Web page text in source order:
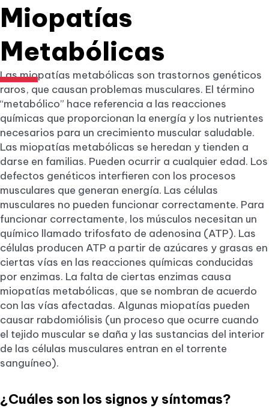
Miopatías
Metabólicas
Las miopatías metabólicas son trastornos genéticos
raros, que causan problemas musculares. El término
“metabólico” hace referencia a las reacciones
químicas que proporcionan la energía y los nutrientes
necesarios para un crecimiento muscular saludable.
Las miopatías metabólicas se heredan y tienden a
darse en familias. Pueden ocurrir a cualquier edad. Los
defectos genéticos interfieren con los procesos
musculares que generan energía. Las células
musculares no pueden funcionar correctamente. Para
funcionar correctamente, los músculos necesitan un
químico llamado trifosfato de adenosina (ATP). Las
células producen ATP a partir de azúcares y grasas en
ciertas vías en las reacciones químicas conducidas
por enzimas. La falta de ciertas enzimas causa
miopatías metabólicas, que se nombran de acuerdo
con las vías afectadas. Algunas miopatías pueden
causar rabdomiólisis (un proceso que ocurre cuando
el tejido muscular se daña y las sustancias del interior
de las células musculares entran en el torrente
sanguíneo).
¿Cuáles son los signos y síntomas?